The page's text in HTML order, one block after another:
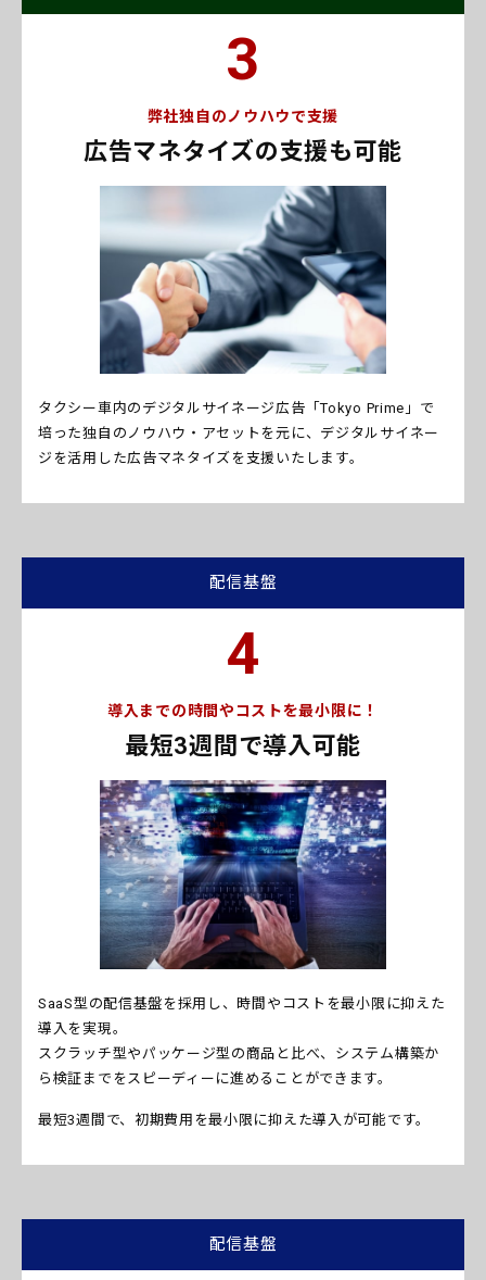
3
弊社独自のノウハウで支援
広告マネタイズの支援も可能
タクシー車内のデジタルサイネージ広告「Tokyo Prime」で
培った独自のノウハウ・アセットを元に、デジタルサイネー
ジを活用した広告マネタイズを支援いたします。
配信基盤
4
導入までの時間やコストを最小限に！
最短3週間で導入可能
SaaS型の配信基盤を採用し、時間やコストを最小限に抑えた
導入を実現。
スクラッチ型やパッケージ型の商品と比べ、システム構築か
ら検証までをスピーディーに進めることができます。
最短3週間で、初期費用を最小限に抑えた導入が可能です。
配信基盤